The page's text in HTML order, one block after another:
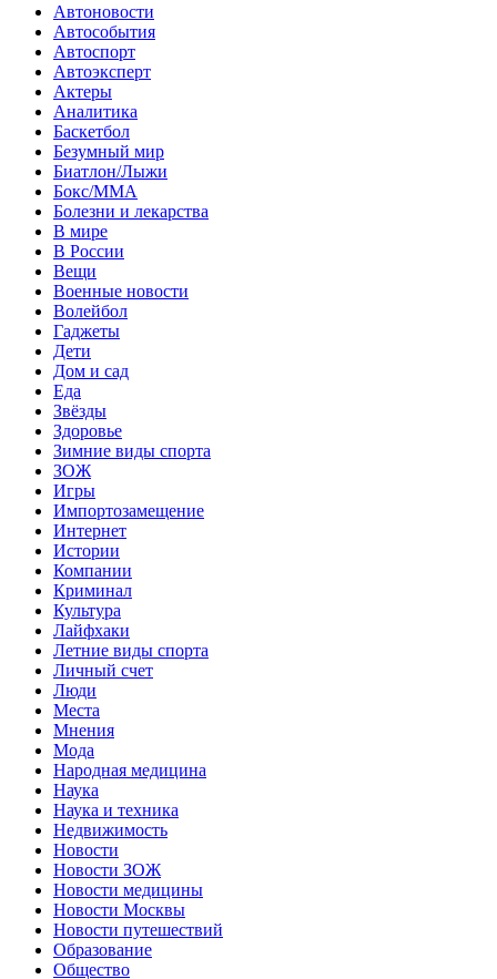
Автоновости
Автособытия
Автоспорт
Автоэксперт
Актеры
Аналитика
Баскетбол
Безумный мир
Биатлон/Лыжи
Бокс/MMA
Болезни и лекарства
В мире
В России
Вещи
Военные новости
Волейбол
Гаджеты
Дети
Дом и сад
Еда
Звёзды
Здоровье
Зимние виды спорта
ЗОЖ
Игры
Импортозамещение
Интернет
Истории
Компании
Криминал
Культура
Лайфхаки
Летние виды спорта
Личный счет
Люди
Места
Мнения
Мода
Народная медицина
Наука
Наука и техника
Недвижимость
Новости
Новости ЗОЖ
Новости медицины
Новости Москвы
Новости путешествий
Образование
Общество